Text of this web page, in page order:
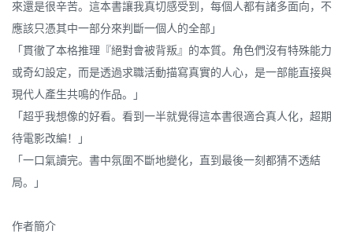
來還是很辛苦。這本書讓我真切感受到，每個人都有諸多面向，不
應該只憑其中一部分來判斷一個人的全部」
「貫徹了本格推理『絕對會被背叛』的本質。角色們沒有特殊能力
或奇幻設定，而是透過求職活動描寫真實的人心，是一部能直接與
現代人產生共鳴的作品。」
「超乎我想像的好看。看到一半就覺得這本書很適合真人化，超期
待電影改編！」
「一口氣讀完。書中氛圍不斷地變化，直到最後一刻都猜不透結
局。」
作者簡介